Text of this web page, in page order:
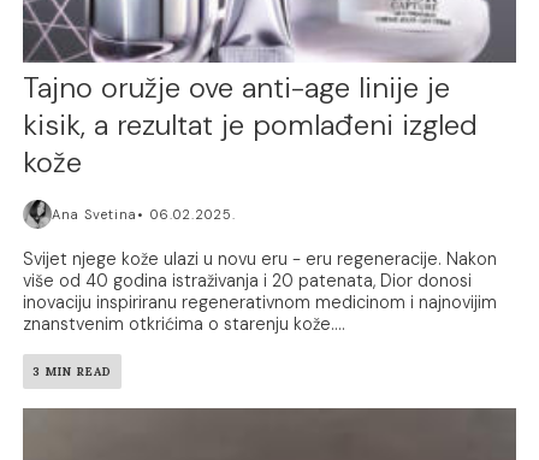
Tajno oružje ove anti-age linije je
kisik, a rezultat je pomlađeni izgled
kože
Ana Svetina 06.02.2025.
Svijet njege kože ulazi u novu eru - eru regeneracije. Nakon
više od 40 godina istraživanja i 20 patenata, Dior donosi
inovaciju inspiriranu regenerativnom medicinom i najnovijim
znanstvenim otkrićima o starenju kože....
3 MIN READ